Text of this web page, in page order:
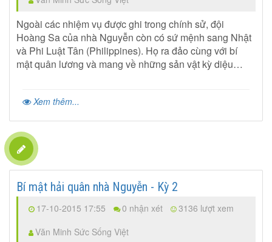
Ngoài các nhiệm vụ được ghi trong chính sử, đội
Hoàng Sa của nhà Nguyễn còn có sứ mệnh sang Nhật
và Phi Luật Tân (Philippines). Họ ra đảo cùng với bí
mật quân lương và mang về những sản vật kỳ diệu…
Xem thêm...
Bí mật hải quân nhà Nguyễn - Kỳ 2
17-10-2015 17:55 0 nhận xét
3136 lượt xem
Văn Minh Sức Sống Việt